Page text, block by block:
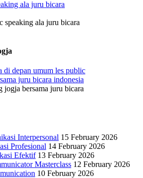
speaking ala juru bicara
jogja bersama juru bicara
Interpersonal 15 February 2026
Profesional 14 February 2026
Efektif 13 February 2026
Masterclass 12 February 2026
10 February 2026